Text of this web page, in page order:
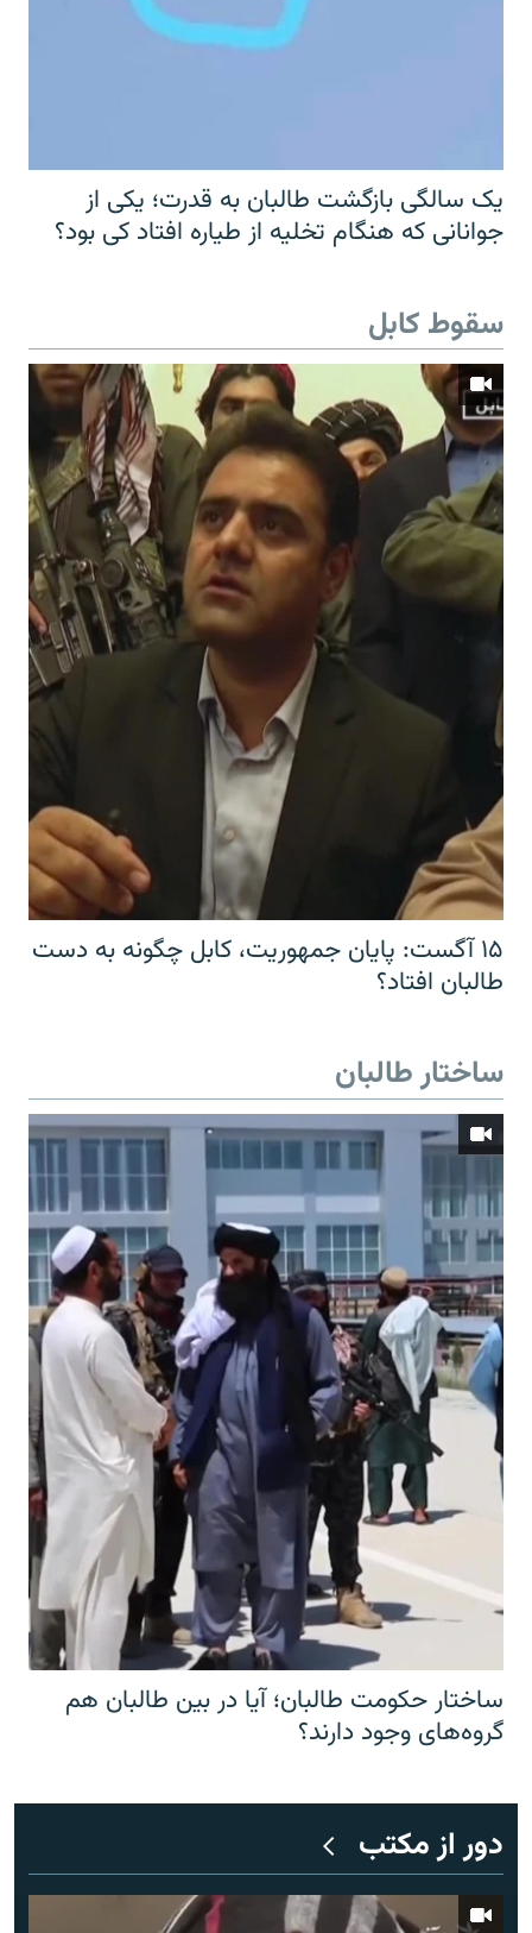
یک سالگی بازگشت طالبان به قدرت؛ یکی از
جوانانی که هنگام تخلیه از طیاره افتاد کی بود؟
سقوط کابل
۱۵ آگست: پایان جمهوریت، کابل چگونه به دست
طالبان افتاد؟
ساختار طالبان
ساختار حکومت طالبان؛ آیا در بین طالبان هم
گروه‌های وجود دارند؟
دور از مکتب